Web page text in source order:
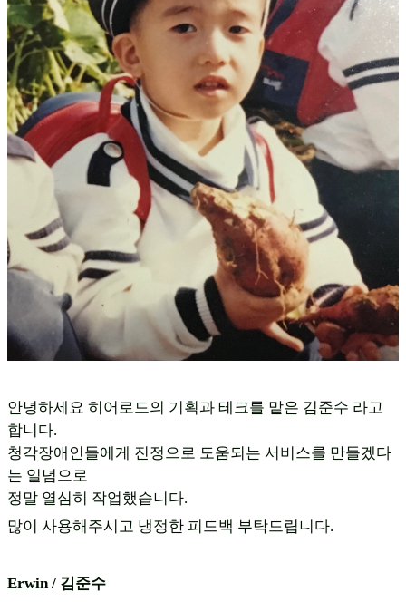
안녕하세요 히어로드의 기획과 테크를 맡은 김준수 라고
합니다.
청각장애인들에게 진정으로 도움되는 서비스를 만들겠다
는 일념으로
정말 열심히 작업했습니다.
많이 사용해주시고 냉정한 피드백 부탁드립니다.
Erwin / 김준수